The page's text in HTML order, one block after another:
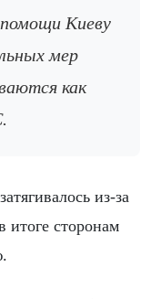
мер
как
из-за
итоге сторонам